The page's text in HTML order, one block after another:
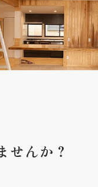
せんか？